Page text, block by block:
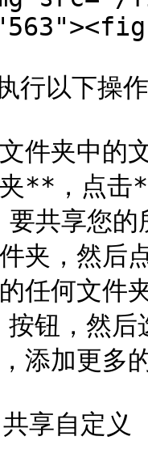
行以下操
**，点击
共享您的
夹，然后
，然后选
加更多